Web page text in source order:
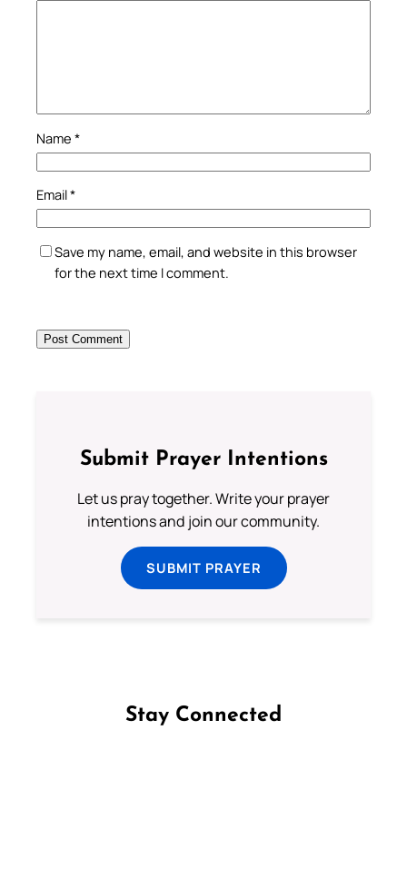
Name *
Email*
Save my name, email, and website in this browser
for the next time I comment.
Submit Prayer Intentions
Let us pray together. Write your prayer
intentions and join our community.
SUBMIT PRAYER
Stay Connected